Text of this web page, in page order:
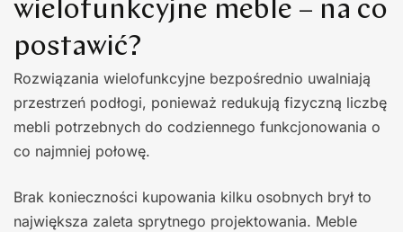
wielofunkcyjne meble – na co
postawić?
Rozwiązania wielofunkcyjne bezpośrednio uwalniają
przestrzeń podłogi, ponieważ redukują fizyczną liczbę
mebli potrzebnych do codziennego funkcjonowania o
co najmniej połowę.
Brak konieczności kupowania kilku osobnych brył to
największa zaleta sprytnego projektowania. Meble